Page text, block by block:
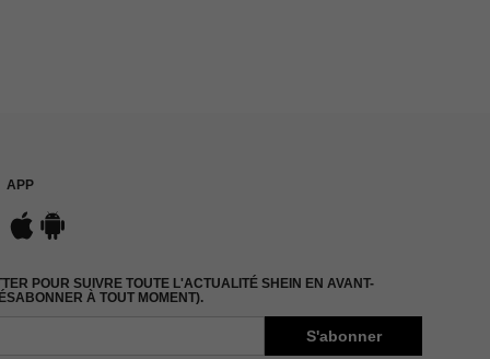
APP
POUR SUIVRE TOUTE L'ACTUALITÉ SHEIN EN AVANT-
À TOUT MOMENT).
S'abonner